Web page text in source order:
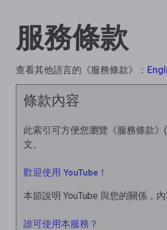
服務條款
查看其他語言的《服務條款》：
條款內容
此索引可方便您瀏覽《服務條款
文。
歡迎使用 YouTube！
本節說明 YouTube 與您的關係，
誰可使用本服務？